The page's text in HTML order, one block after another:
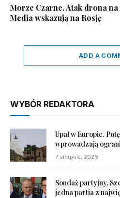
Morze Czarne. Atak drona
Media wskazują na Rosję
ADD A
WYBÓR REDAKTORA
Upał w Europie.
wprowadzają
7 sierpnia, 2026
Sondaż partyjny.
jedna partia z